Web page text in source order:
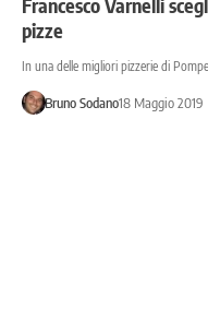
pizze
In una delle migliori pizzerie di
Bruno Sodano18 Maggio 2019